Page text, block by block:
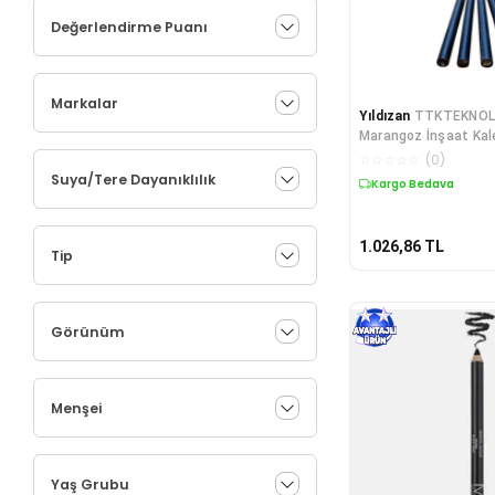
Değerlendirme Puanı
Markalar
Suya/Tere Dayanıklılık
Tip
Görünüm
Menşei
Yaş Grubu
Yıldızan
Marangoz İnşaat
KRK 395519
(0)
Kargo Bedava
1.026,86 TL